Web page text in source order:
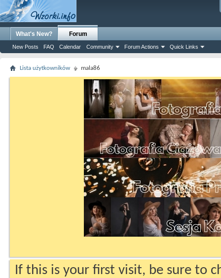
What's New? Forum
New Posts FAQ Calendar Community Forum Actions Quick Links
Lista użytkowników mala86
If this is your first visit, be sure to